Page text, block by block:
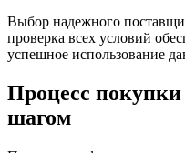
Выбор надежного
проверка всех условий
успешное использование
Процесс
шагом